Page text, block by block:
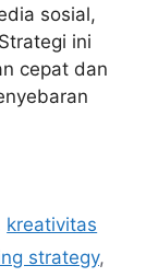
sosial,
ini
cepat dan
kreativitas
strategy,